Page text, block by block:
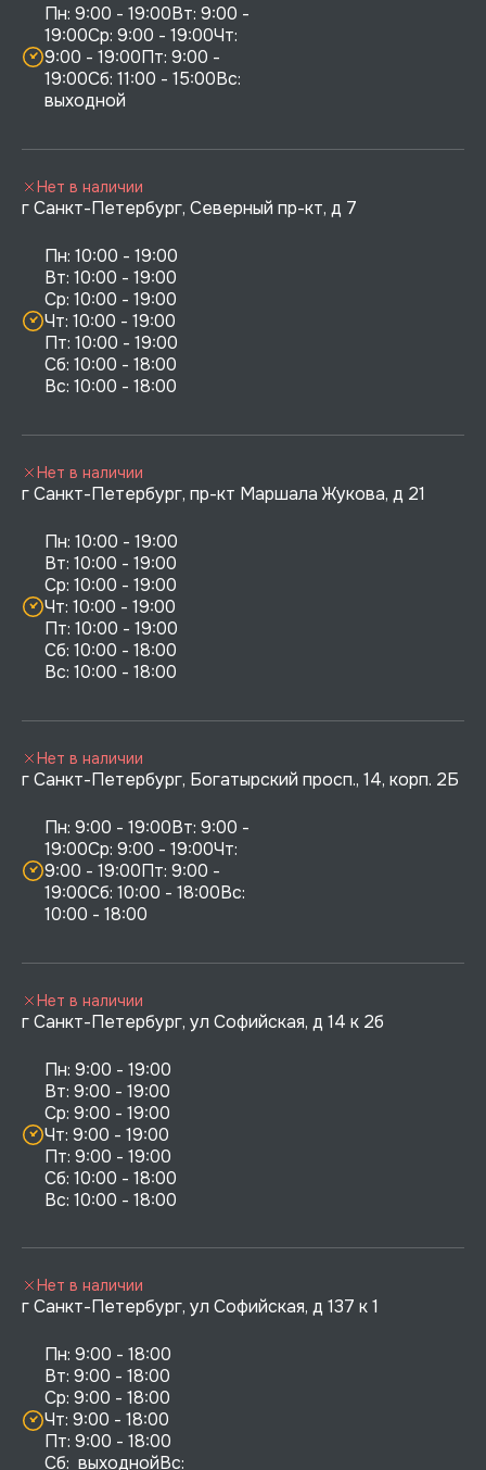
Пн: 9:00 - 19:00Вт: 9:00 -
19:00Ср: 9:00 - 19:00Чт:
9:00 - 19:00Пт: 9:00 -
19:00Сб: 11:00 - 15:00Вс:
выходной
г Санкт-Петербург, Северный пр-кт, д 7
Пн: 10:00 - 19:00
Вт: 10:00 - 19:00
Ср: 10:00 - 19:00
Чт: 10:00 - 19:00
Пт: 10:00 - 19:00
Сб: 10:00 - 18:00
Нет в наличии
г Санкт-Петербург, пр-кт Маршала Жукова, д 21
Пн: 10:00 - 19:00
Вт: 10:00 - 19:00
Ср: 10:00 - 19:00
Чт: 10:00 - 19:00
Пт: 10:00 - 19:00
Сб: 10:00 - 18:00
Нет в наличии
г Санкт-Петербург, Богатырский просп., 14, корп. 2Б
Пн: 9:00 - 19:00Вт: 9:00 -
19:00Ср: 9:00 - 19:00Чт:
9:00 - 19:00Пт: 9:00 -
19:00Сб: 10:00 - 18:00Вс:
10:00 - 18:00
Нет в наличии
г Санкт-Петербург, ул Софийская, д 14 к 2б
Пн: 9:00 - 19:00
Вт: 9:00 - 19:00
Ср: 9:00 - 19:00
Чт: 9:00 - 19:00
Пт: 9:00 - 19:00
Сб: 10:00 - 18:00
Нет в наличии
г Санкт-Петербург, ул Софийская, д 137 к 1
Пн: 9:00 - 18:00
Вт: 9:00 - 18:00
Ср: 9:00 - 18:00
Чт: 9:00 - 18:00
Пт: 9:00 - 18:00
Сб:  выходнойВс:
Нет в наличии